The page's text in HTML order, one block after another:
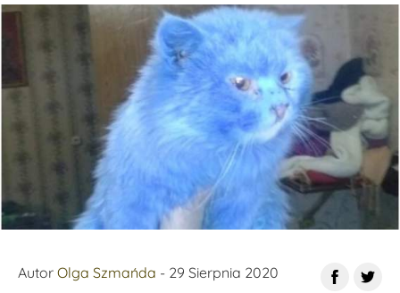
Autor Olga Szmańda - 29 Sierpnia 2020